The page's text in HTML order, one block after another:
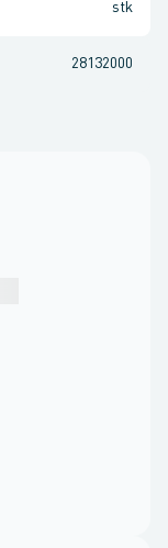
stk
28132000